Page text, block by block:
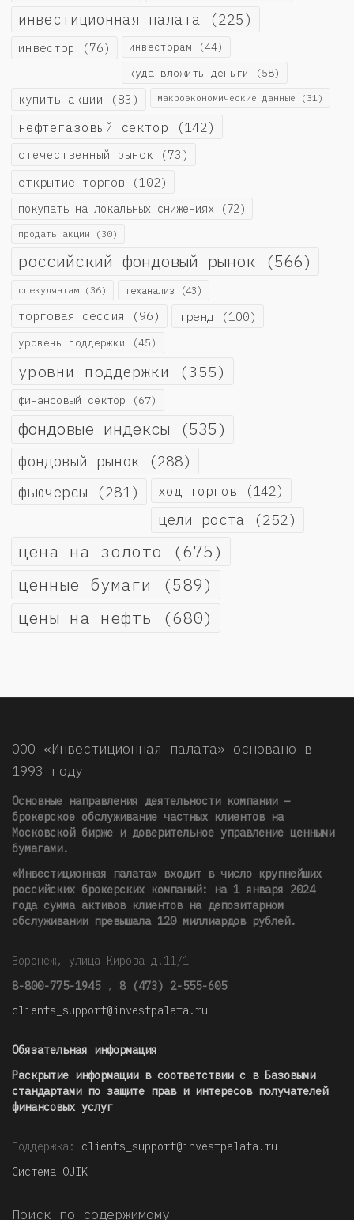
инвестиционная палата (225)
инвестор (76) инвесторам (44)
куда вложить деньги (58)
купить акции (83) макроэкономические данные (31)
нефтегазовый сектор (142)
отечественный рынок (73)
открытие торгов (102)
покупать на локальных снижениях (72)
продать акции (30)
российский фондовый рынок (566)
спекулянтам (36) теханализ (43)
торговая сессия (96) тренд (100)
уровень поддержки (45)
уровни поддержки (355)
финансовый сектор (67)
фондовые индексы (535)
фондовый рынок (288)
фьючерсы (281) ход торгов (142)
цели роста (252)
цена на золото (675)
ценные бумаги (589)
цены на нефть (680)
ООО «Инвестиционная палата» основано в
1993 году
Основные направления деятельности компании —
брокерское обслуживание частных клиентов на
Московской бирже и доверительное управление ценными
бумагами.
«Инвестиционная палата» входит в число крупнейших
российских брокерских компаний: на 1 января 2024
года сумма активов клиентов на депозитарном
обслуживании превышала 120 миллиардов рублей.
Воронеж, улица Кирова д.11/1
8-800-775-1945 , 8 (473) 2-555-605
clients_support@investpalata.ru
Обязательная информация
Раскрытие информации в соответствии с в Базовыми
стандартами по защите прав и интересов получателей
финансовых услуг
Поддержка: clients_support@investpalata.ru
Система QUIK
Поиск по содержимому